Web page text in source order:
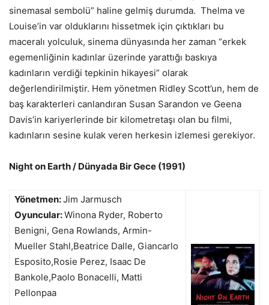
sinemasal sembolü” haline gelmiş durumda. Thelma ve
Louise’in var olduklarını hissetmek için çıktıkları bu
maceralı yolculuk, sinema dünyasında her zaman “erkek
egemenliğinin kadınlar üzerinde yarattığı baskıya
kadınların verdiği tepkinin hikayesi” olarak
değerlendirilmiştir. Hem yönetmen Ridley Scott’un, hem de
baş karakterleri canlandıran Susan Sarandon ve Geena
Davis’in kariyerlerinde bir kilometretaşı olan bu filmi,
kadınların sesine kulak veren herkesin izlemesi gerekiyor.
Night on Earth / Dünyada Bir Gece (1991)
Yönetmen:Jim Jarmusch
Oyuncular:Winona Ryder, Roberto
Benigni, Gena Rowlands, Armin-
Mueller Stahl,Beatrice Dalle, Giancarlo
Esposito,Rosie Perez, Isaac De
Bankole,Paolo Bonacelli, Matti
Pellonpaa